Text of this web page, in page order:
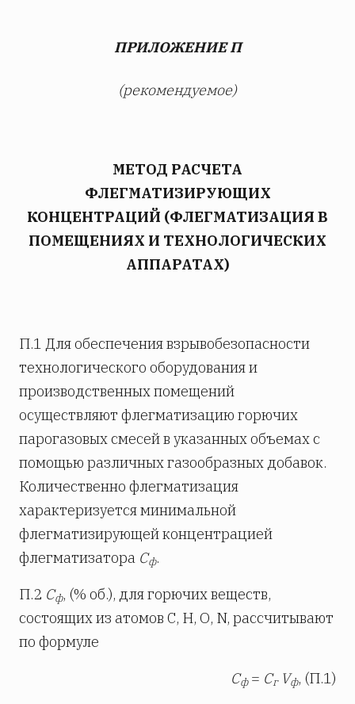
ПРИЛОЖЕНИЕ П
(рекомендуемое)
МЕТОД РАСЧЕТА
ФЛЕГМАТИЗИРУЮЩИХ
КОНЦЕНТРАЦИЙ (ФЛЕГМАТИЗАЦИЯ В
ПОМЕЩЕНИЯХ И ТЕХНОЛОГИЧЕСКИХ
АППАРАТАХ)
П.1 Для обеспечения взрывобезопасности
технологического оборудования и
производственных помещений
осуществляют флегматизацию горючих
парогазовых смесей в указанных объемах с
помощью различных газообразных добавок.
Количественно флегматизация
характеризуется минимальной
флегматизирующей концентрацией
флегматизатора Сф.
П.2 Сф, (% об.), для горючих веществ,
состоящих из атомов С, Н, О, N, рассчитывают
по формуле
Сф= Сг Vф, (П.1)